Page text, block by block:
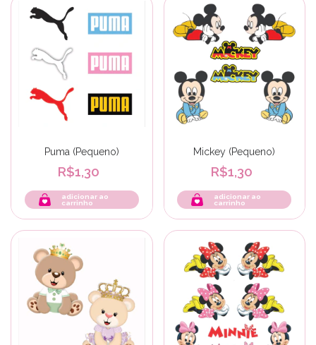
Puma (Pequeno)
R$1,30
adicionar ao
carrinho
Mickey (Pequeno)
R$1,30
adicionar ao
carrinho